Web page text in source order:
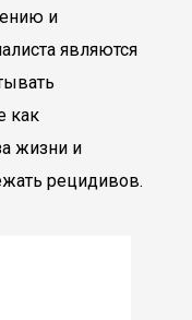
и
являются
как
жизни и
рецидивов.